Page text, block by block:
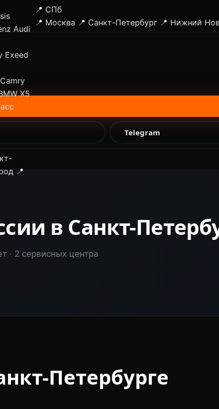
Audi
Exeed
X5
📍
📍 СПб
📍 Москва 📍 Санкт-Петербург 📍 Нижний
Telegram
в Санкт-
· 2 сервисных центра
Петербурге